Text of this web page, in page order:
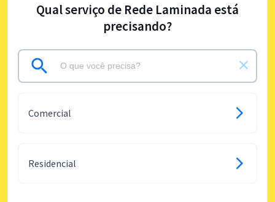
Qual serviço de Rede Laminada está
precisando?
Comercial
Residencial